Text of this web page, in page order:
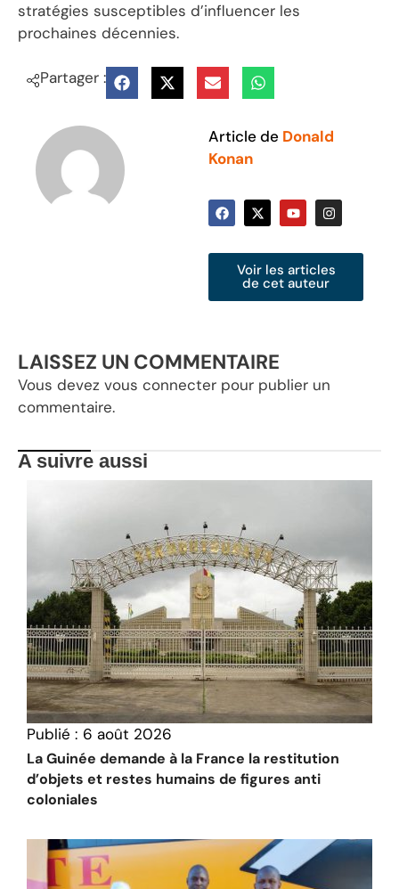
stratégies susceptibles d’influencer les
prochaines décennies.
Partager :
Article de Donald
Konan
Voir les articles
de cet auteur
LAISSEZ UN COMMENTAIRE
Vous devez vous connecter pour publier un
commentaire.
A suivre aussi
Publié : 6 août 2026
La Guinée demande à la France la restitution
d’objets et restes humains de figures anti
coloniales